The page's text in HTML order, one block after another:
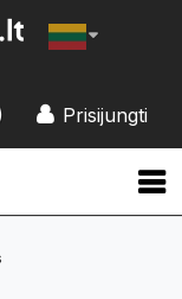
Prisijungti